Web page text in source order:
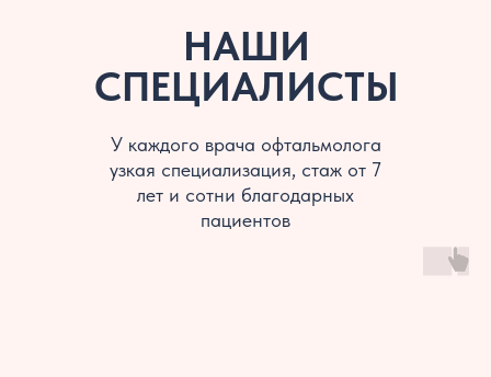
НАШИ
СПЕЦИАЛИСТЫ
У каждого врача офтальмолога
узкая специализация, стаж от 7
лет и сотни благодарных
пациентов